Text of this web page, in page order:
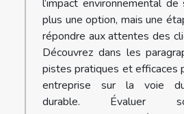
l’impact environnemental
plus une option, mais une
répondre aux attentes des
Découvrez dans les
pistes pratiques et efficaces
entreprise sur la voie
durable. Évaluer